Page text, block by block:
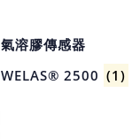
氣溶膠傳感器
WELAS® 2500 (1)